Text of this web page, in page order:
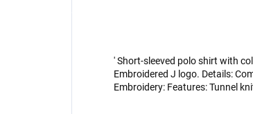
' Short-sleeved polo shirt with
Embroidered J logo. Details:
Embroidery: Features: Tunnel